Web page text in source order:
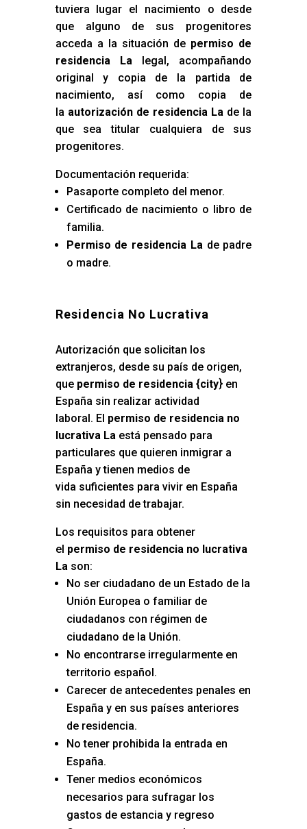
tuviera lugar el nacimiento o desde
que alguno de sus progenitores
acceda a la situación de permiso de
residencia Lalegal, acompañando
original y copia de la partida de
nacimiento, así como copia de
la autorización de residencia La de la
que sea titular cualquiera de sus
progenitores.
Documentación requerida:
Pasaporte completo del menor.
Certificado de nacimiento o libro de
familia.
Permiso de residencia Lade padre
o madre.
Residencia No Lucrativa
Autorización que solicitan los
extranjeros, desde su país de origen,
que permiso de residencia {city} en
España sin realizar actividad
laboral. El permiso de residencia no
lucrativa Laestá pensado para
particulares que quieren inmigrar a
España y tienen medios de
vida suficientes para vivir en España
sin necesidad de trabajar.
Los requisitos para obtener
el permiso de residencia no lucrativa
Lason:
No ser ciudadano de un Estado de la
Unión Europea o familiar de
ciudadanos con régimen de
ciudadano de la Unión.
No encontrarse irregularmente en
territorio español.
Carecer de antecedentes penales en
España y en sus países anteriores
de residencia.
No tener prohibida la entrada en
España.
Tener medios económicos
necesarios para sufragar los
gastos de estancia y regreso